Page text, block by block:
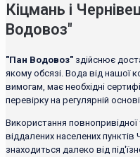
Кіцмань і
Водовоз"
"Пан Водовоз" здійснює
якому обсязі. Вода від нашої
вимогам, має необхідні
перевірку на регулярній основі.
Використання повнопривідної
віддалених населених
знаходиться далеко від